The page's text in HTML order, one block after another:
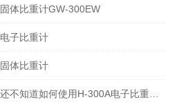
固体比重计GW-300EW
电子比重计
固体比重计